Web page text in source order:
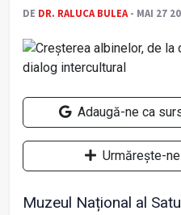
DE DR. RALUCA BULEA - MAI 27
Adaugă-ne ca
Urmărește-
Muzeul Național al